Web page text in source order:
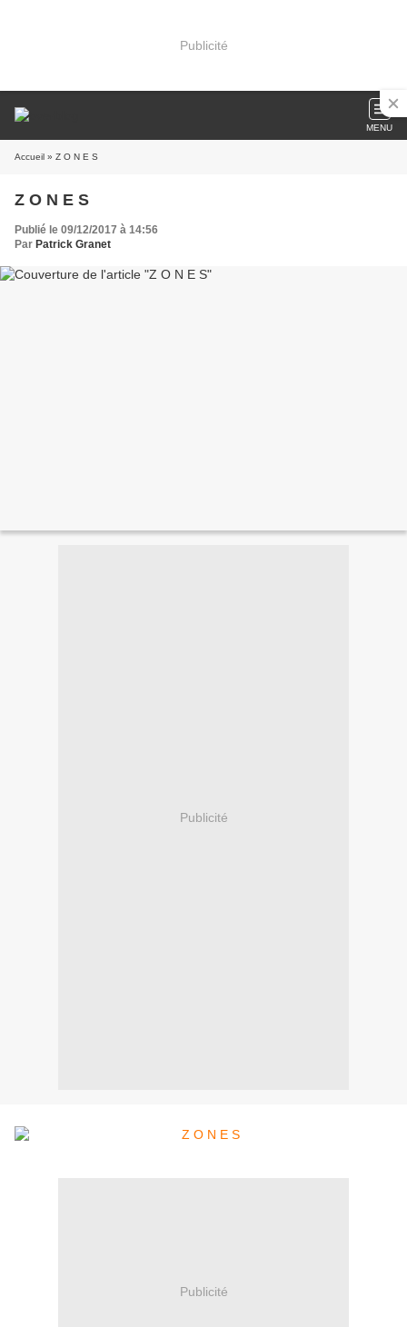
Publicité
MENU
Accueil » Z O N E S
Z O N E S
Publié le 09/12/2017 à 14:56
Par Patrick Granet
Publicité
Publicité